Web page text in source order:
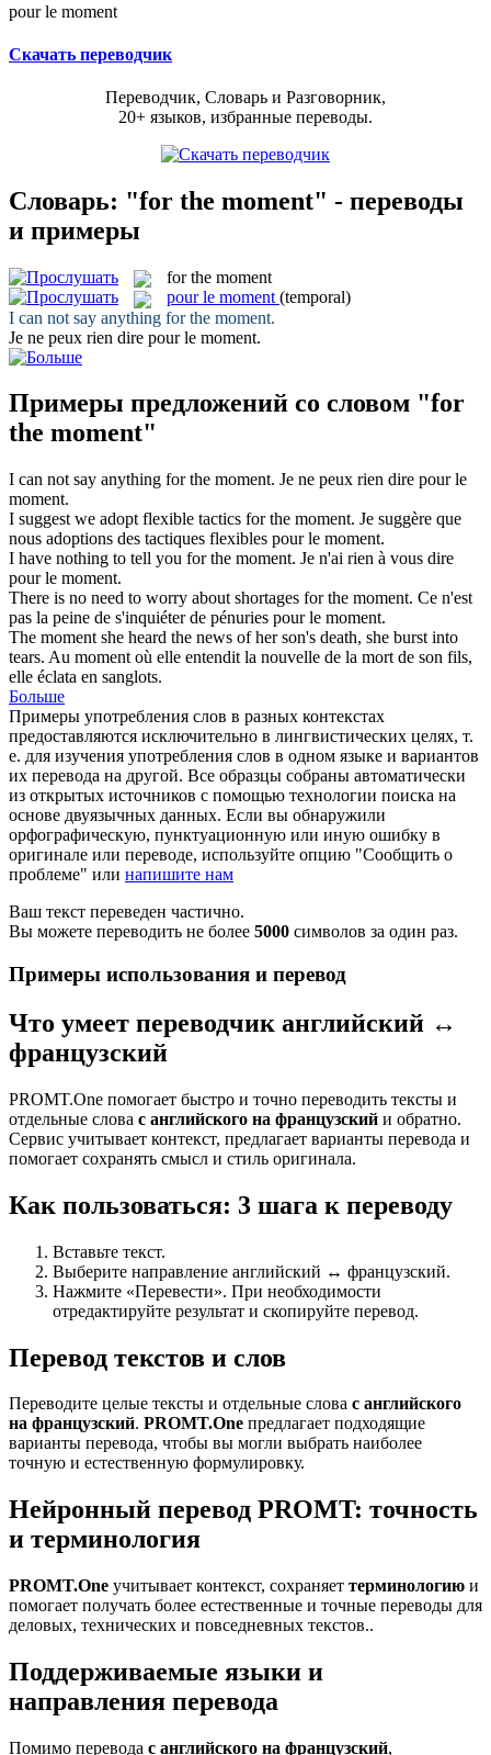
pour le moment
Скачать переводчик
Переводчик, Словарь и Разговорник,
20+ языков, избранные переводы.
Словарь: "for the moment" - переводы
и примеры
for the moment
pour le moment (temporal)
I can not say anything for the moment.
Je ne peux rien dire pour le moment.
Примеры предложений со словом "for
the moment"
I can not say anything for the moment. Je ne peux rien dire pour le
moment.
I suggest we adopt flexible tactics for the moment. Je suggère que
nous adoptions des tactiques flexibles pour le moment.
I have nothing to tell you for the moment. Je n'ai rien à vous dire
pour le moment.
There is no need to worry about shortages for the moment. Ce n'est
pas la peine de s'inquiéter de pénuries pour le moment.
The moment she heard the news of her son's death, she burst into
tears. Au moment où elle entendit la nouvelle de la mort de son fils,
elle éclata en sanglots.
Больше
Примеры употребления слов в разных контекстах
предоставляются исключительно в лингвистических целях, т.
е. для изучения употребления слов в одном языке и вариантов
их перевода на другой. Все образцы собраны автоматически
из открытых источников с помощью технологии поиска на
основе двуязычных данных. Если вы обнаружили
орфографическую, пунктуационную или иную ошибку в
оригинале или переводе, используйте опцию "Сообщить о
проблеме" или напишите нам
Ваш текст переведен частично.
Вы можете переводить не более 5000 символов за один раз.
Примеры использования и перевод
Что умеет переводчик английский ↔
французский
PROMT.One помогает быстро и точно переводить тексты и
отдельные слова с английского на французский и обратно.
Сервис учитывает контекст, предлагает варианты перевода и
помогает сохранять смысл и стиль оригинала.
Как пользоваться: 3 шага к переводу
Вставьте текст.
Выберите направление английский ↔ французский.
Нажмите «Перевести». При необходимости
отредактируйте результат и скопируйте перевод.
Перевод текстов и слов
Переводите целые тексты и отдельные слова с английского
на французский. PROMT.One предлагает подходящие
варианты перевода, чтобы вы могли выбрать наиболее
точную и естественную формулировку.
Нейронный перевод PROMT: точность
и терминология
PROMT.One учитывает контекст, сохраняет терминологию и
помогает получать более естественные и точные переводы для
деловых, технических и повседневных текстов..
Поддерживаемые языки и
направления перевода
Помимо перевода с английского на французский,